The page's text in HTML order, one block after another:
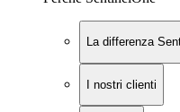
La differenza
I nostri clienti